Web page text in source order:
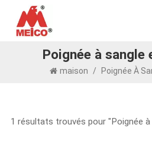
Poignée à sangle
maison / Poignée À
1 résultats trouvés pour "Poignée